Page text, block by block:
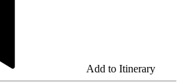
Add to Itinerary